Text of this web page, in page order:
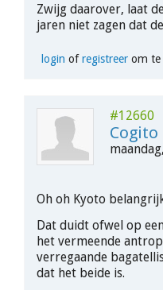
Zwijg daarover, laat
jaren niet zagen dat
login ofregistreerom te
#12660
Cogito
Oh oh Kyoto
Dat duidt ofwel op
het vermeende
verregaande
dat het beide is.